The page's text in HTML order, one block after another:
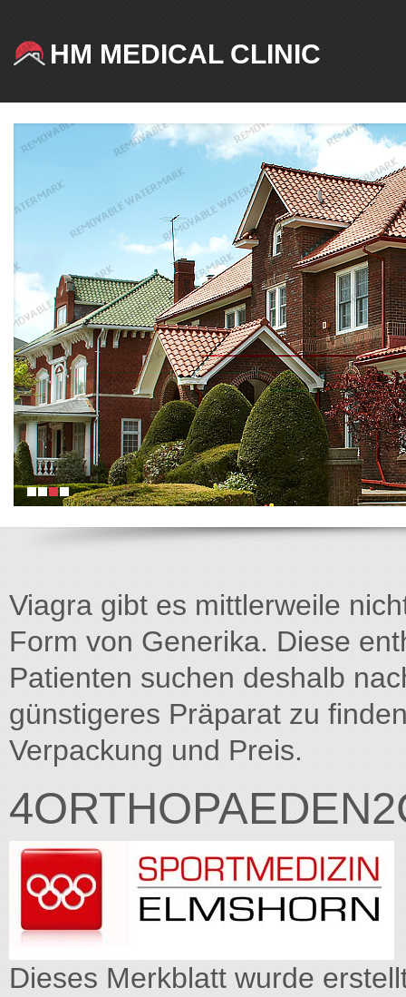
HM MEDICAL CLINIC
Viagra gibt es mittlerweile
Form von Generika. Diese
Patienten suchen deshalb
günstigeres Präparat zu
Verpackung und Preis.
Dieses Merkblatt wurde